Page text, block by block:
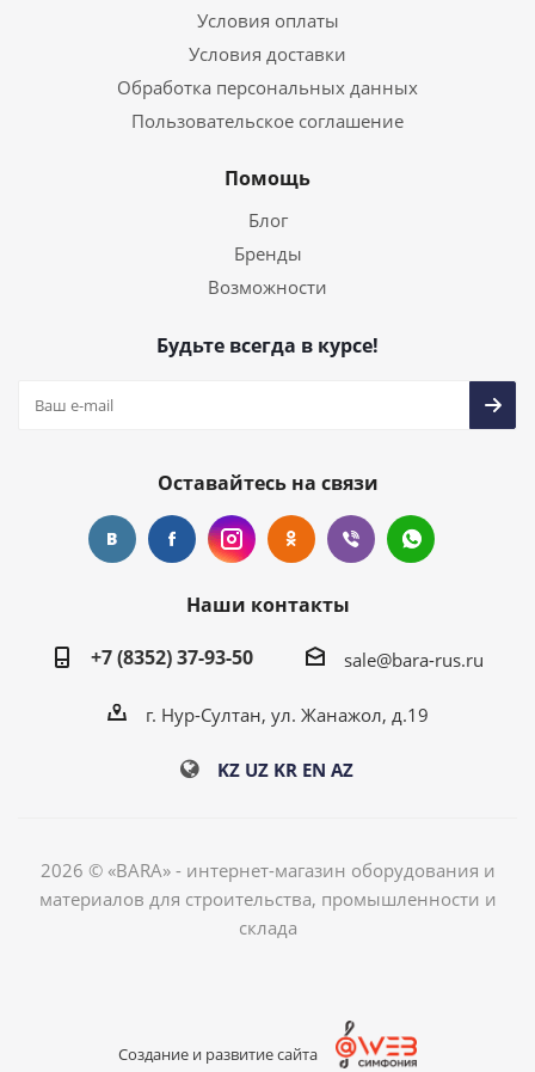
Условия оплаты
Условия доставки
Обработка персональных данных
Пользовательское соглашение
Помощь
Блог
Бренды
Возможности
Будьте всегда в курсе!
Оставайтесь на связи
Наши контакты
+7 (8352) 37-93-50
sale@bara-rus.ru
г. Нур-Султан, ул. Жанажол, д.19
KZ UZ KR EN AZ
2026 © «BARA» - интернет-магазин оборудования и
материалов для строительства, промышленности и
склада
Создание и развитие сайта